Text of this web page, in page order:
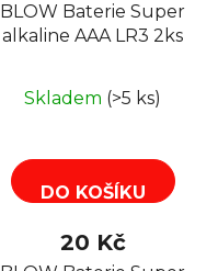
BLOW Baterie Super
alkaline AAA LR3 2ks
Skladem (>5 ks)
DO KOŠÍKU
20 Kč